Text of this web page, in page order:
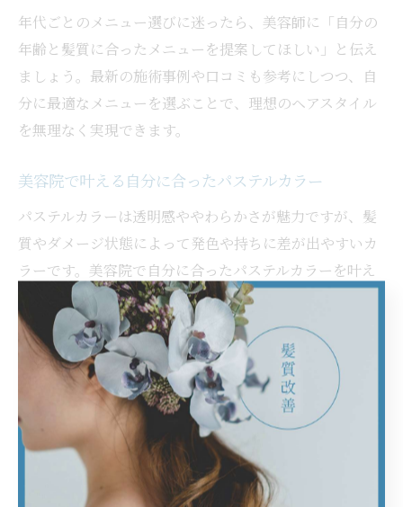
年代ごとのメニュー選びに迷ったら、美容師に「自分の
年齢と髪質に合ったメニューを提案してほしい」と伝え
ましょう。最新の施術事例や口コミも参考にしつつ、自
分に最適なメニューを選ぶことで、理想のヘアスタイル
を無理なく実現できます。
美容院で叶える自分に合ったパステルカラー
パステルカラーは透明感ややわらかさが魅力ですが、髪
質やダメージ状態によって発色や持ちに差が出やすいカ
ラーです。美容院で自分に合ったパステルカラーを叶え
るには、髪質診断と適切な施術工程が不可欠です。
まず、事前に髪のダメージレベルやベースカラーを確認
し、必要に応じてブリーチやプレトリートメントを行い
ます。明るめのパステルカラーほどブリーチ回数が増え
る場合があるため、髪への負担やアフターケアについて
も美容師と相談しましょう。色持ちを良くするためのホ
ームケア方法や、次回のカラータイミングなどもアドバ
イスしてもらうと安心です。